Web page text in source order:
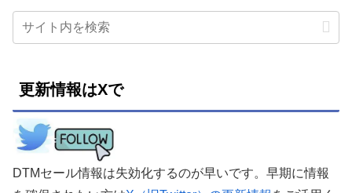
更新情報はXで
DTMセール情報は失効化するのが早いです。早期に情報